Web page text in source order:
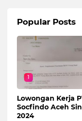
Popular Posts
1
Lowongan Kerja
Socfindo Aceh
2024